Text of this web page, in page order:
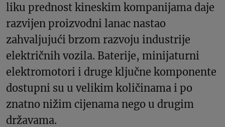
liku prednost kineskim kompanijama daje
razvijen proizvodni lanac nastao
zahvaljujući brzom razvoju industrije
električnih vozila. Baterije, minijaturni
elektromotori i druge ključne komponente
dostupni su u velikim količinama i po
znatno nižim cijenama nego u drugim
državama.